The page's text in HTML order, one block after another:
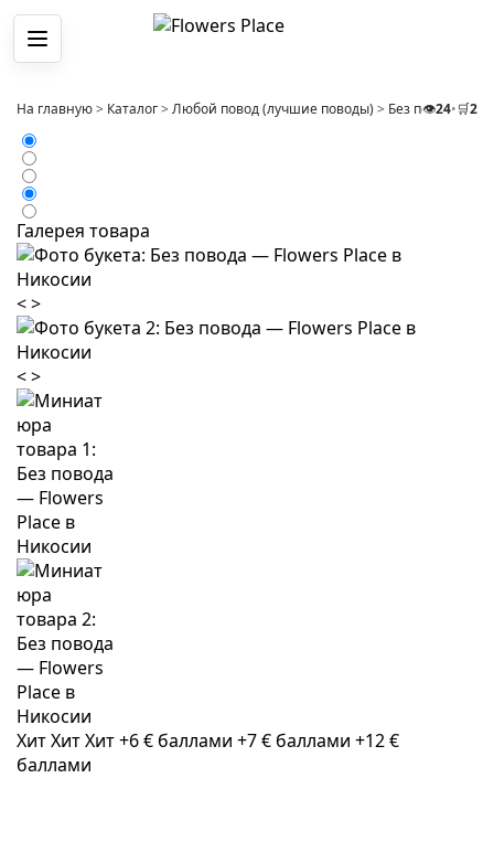
Меню
На главную> Каталог> Любой повод (лучшие поводы) > Без повода>
👁️24•🛒2
Галерея товара
<>
<>
ХитХитХит+6 € баллами +7 € баллами +12 €
баллами